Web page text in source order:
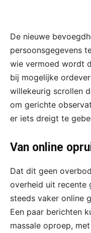
De nieuwe
persoonsgegevens
wie vermoed wordt
bij mogelijke
willekeurig scrollen
om gerichte
er iets dreigt te
Van online
Dat dit geen
overheid uit recente
steeds vaker online
Een paar berichten
massale oproep,